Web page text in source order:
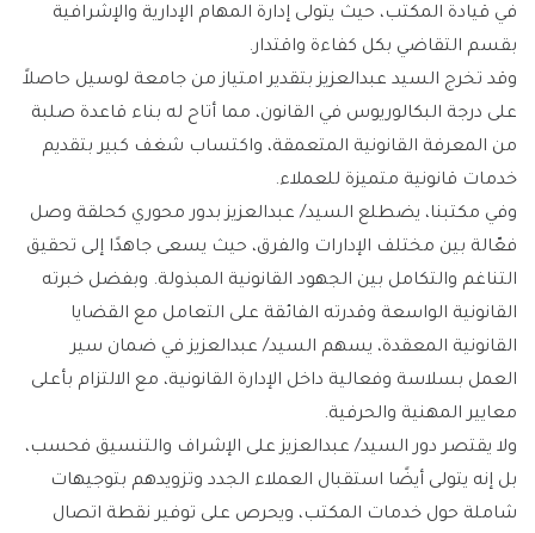
في قيادة المكتب، حيث يتولى إدارة المهام الإدارية والإشرافية
بقسم التقاضي بكل كفاءة واقتدار.
وقد تخرج السيد عبدالعزيز بتقدير امتياز من جامعة لوسيل حاصلاً
على درجة البكالوريوس في القانون، مما أتاح له بناء قاعدة صلبة
من المعرفة القانونية المتعمقة، واكتساب شغف كبير بتقديم
خدمات قانونية متميزة للعملاء.
وفي مكتبنا، يضطلع السيد/ عبدالعزيز بدور محوري كحلقة وصل
فعّالة بين مختلف الإدارات والفرق، حيث يسعى جاهدًا إلى تحقيق
التناغم والتكامل بين الجهود القانونية المبذولة. وبفضل خبرته
القانونية الواسعة وقدرته الفائقة على التعامل مع القضايا
القانونية المعقدة، يسهم السيد/ عبدالعزيز في ضمان سير
العمل بسلاسة وفعالية داخل الإدارة القانونية، مع الالتزام بأعلى
معايير المهنية والحرفية.
ولا يقتصر دور السيد/ عبدالعزيز على الإشراف والتنسيق فحسب،
بل إنه يتولى أيضًا استقبال العملاء الجدد وتزويدهم بتوجيهات
شاملة حول خدمات المكتب، ويحرص على توفير نقطة اتصال